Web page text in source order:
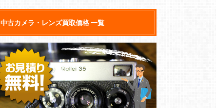
中古カメラ・レンズ買取価格 一覧